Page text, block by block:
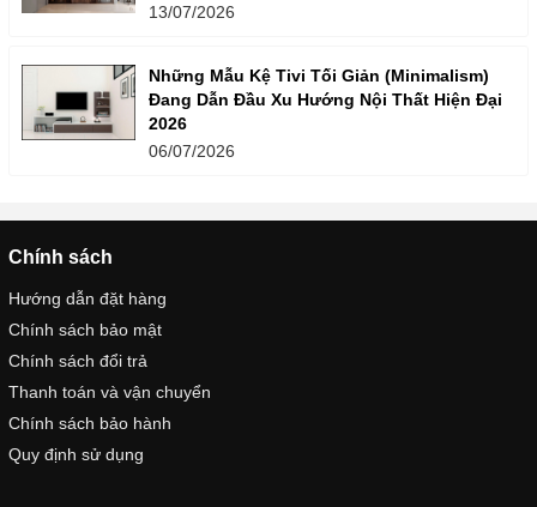
13/07/2026
Những Mẫu Kệ Tivi Tối Giản (Minimalism)
Đang Dẫn Đầu Xu Hướng Nội Thất Hiện Đại
2026
06/07/2026
Chính sách
Hướng dẫn đặt hàng
Chính sách bảo mật
Chính sách đổi trả
Thanh toán và vận chuyển
Chính sách bảo hành
Quy định sử dụng